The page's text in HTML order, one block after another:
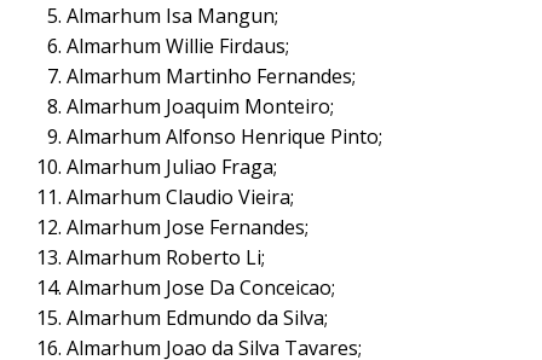
Almarhum Isa Mangun;
Almarhum Willie Firdaus;
Almarhum Martinho Fernandes;
Almarhum Joaquim Monteiro;
Almarhum Alfonso Henrique Pinto;
Almarhum Juliao Fraga;
Almarhum Claudio Vieira;
Almarhum Jose Fernandes;
Almarhum Roberto Li;
Almarhum Jose Da Conceicao;
Almarhum Edmundo da Silva;
Almarhum Joao da Silva Tavares;